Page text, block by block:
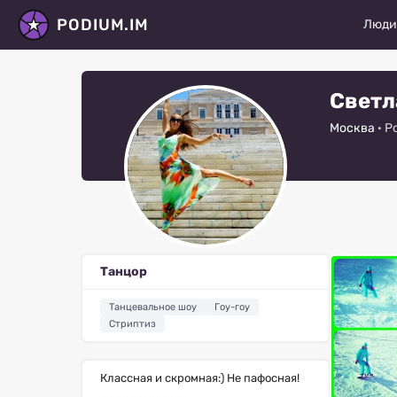
PODIUM.IM Люди
Все
Москва ·
Танцор
Танцевальное шоу
Гоу-гоу
Стриптиз
Классная и скромная:) Не пафосная!